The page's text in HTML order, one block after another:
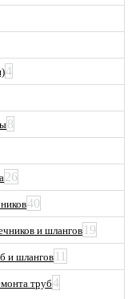
4
8
26
40
и шлангов 19
и шлангов 11
труб4